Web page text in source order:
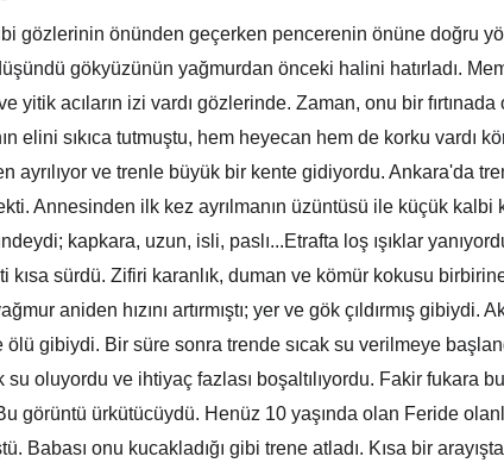
gözlerinin önünden geçerken pencerenin önüne doğru
gökyüzünün yağmurdan önceki halini hatırladı.
yitik acıların izi vardı gözlerinde. Zaman, onu bir fırtınada
elini sıkıca tutmuştu, hem heyecan hem de korku vardı
ayrılıyor ve trenle büyük bir kente gidiyordu. Ankara'da
Annesinden ilk kez ayrılmanın üzüntüsü ile küçük kalbi
kapkara, uzun, isli, paslı...Etrafta loş ışıklar
kısa sürdü. Zifiri karanlık, duman ve kömür kokusu
aniden hızını artırmıştı; yer ve gök çıldırmış gibiydi.
gibiydi. Bir süre sonra trende sıcak su verilmeye
su oluyordu ve ihtiyaç fazlası boşaltılıyordu. Fakir fukara bu
görüntü ürkütücüydü. Henüz 10 yaşında olan Feride
Babası onu kucakladığı gibi trene atladı. Kısa bir